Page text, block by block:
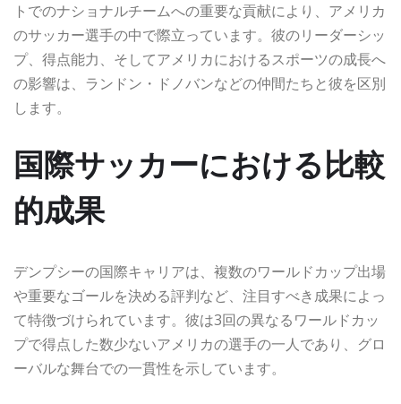
トでのナショナルチームへの重要な貢献により、アメリカ
のサッカー選手の中で際立っています。彼のリーダーシッ
プ、得点能力、そしてアメリカにおけるスポーツの成長へ
の影響は、ランドン・ドノバンなどの仲間たちと彼を区別
します。
国際サッカーにおける比較
的成果
デンプシーの国際キャリアは、複数のワールドカップ出場
や重要なゴールを決める評判など、注目すべき成果によっ
て特徴づけられています。彼は3回の異なるワールドカッ
プで得点した数少ないアメリカの選手の一人であり、グロ
ーバルな舞台での一貫性を示しています。